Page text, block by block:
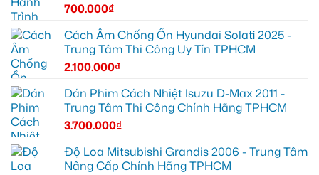
700.000₫
Cách Âm Chống Ồn Hyundai Solati 2025 -
Trung Tâm Thi Công Uy Tín TPHCM
2.100.000₫
Dán Phim Cách Nhiệt Isuzu D-Max 2011 -
Trung Tâm Thi Công Chính Hãng TPHCM
3.700.000₫
Độ Loa Mitsubishi Grandis 2006 - Trung Tâm
Nâng Cấp Chính Hãng TPHCM